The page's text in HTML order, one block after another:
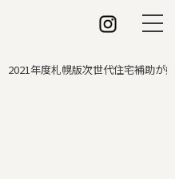
2021年度札幌版次世代住宅補助が